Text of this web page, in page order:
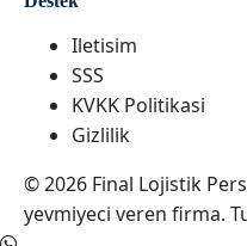
Iletisim
SSS
KVKK Politikasi
Gizlilik
© 2026 Final Lojistik
yevmiyeci veren firma.